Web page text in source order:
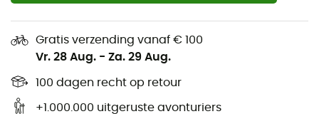
Gratis verzending vanaf € 100
Vr. 28 Aug. - Za. 29 Aug.
100 dagen recht op retour
+1.000.000 uitgeruste avonturiers